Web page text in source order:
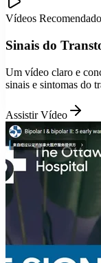
Vídeos
Sinais do
Um vídeo claro e
sinais e sintomas do
Assistir Vídeo